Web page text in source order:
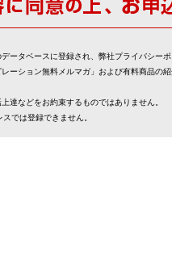
ータベースに登録され、弊社プライバシー
ーション無料メルマガ」および有料商品の
達などをお約束するものではありません。
では登録できません。